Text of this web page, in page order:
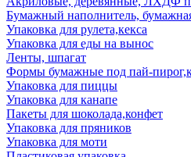
Бумажный наполнитель,
Упаковка для рулета,кекса
Упаковка для еды на вынос
Ленты, шпагат
Формы бумажные под пай-
Упаковка для пиццы
Упаковка для канапе
Пакеты для шоколада,конфет
Упаковка для пряников
Упаковка для моти